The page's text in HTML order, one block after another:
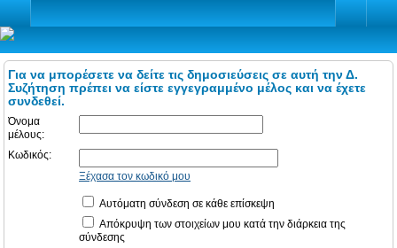
Για να μπορέσετε να δείτε τις δημοσιεύσεις σε αυτή την Δ.
Συζήτηση πρέπει να είστε εγγεγραμμένο μέλος και να έχετε
συνδεθεί.
Όνομα
μέλους:
Κωδικός:
Ξέχασα τον κωδικό μου
Αυτόματη σύνδεση σε κάθε επίσκεψη
Απόκρυψη των στοιχείων μου κατά την διάρκεια της
σύνδεσης